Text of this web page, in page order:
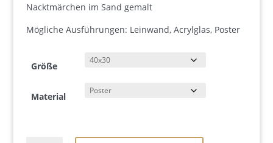
bis
€490.00
Nacktmärchen im Sand gemalt
Mögliche Ausführungen: Leinwand, Acrylglas, Poster
Größe
Material